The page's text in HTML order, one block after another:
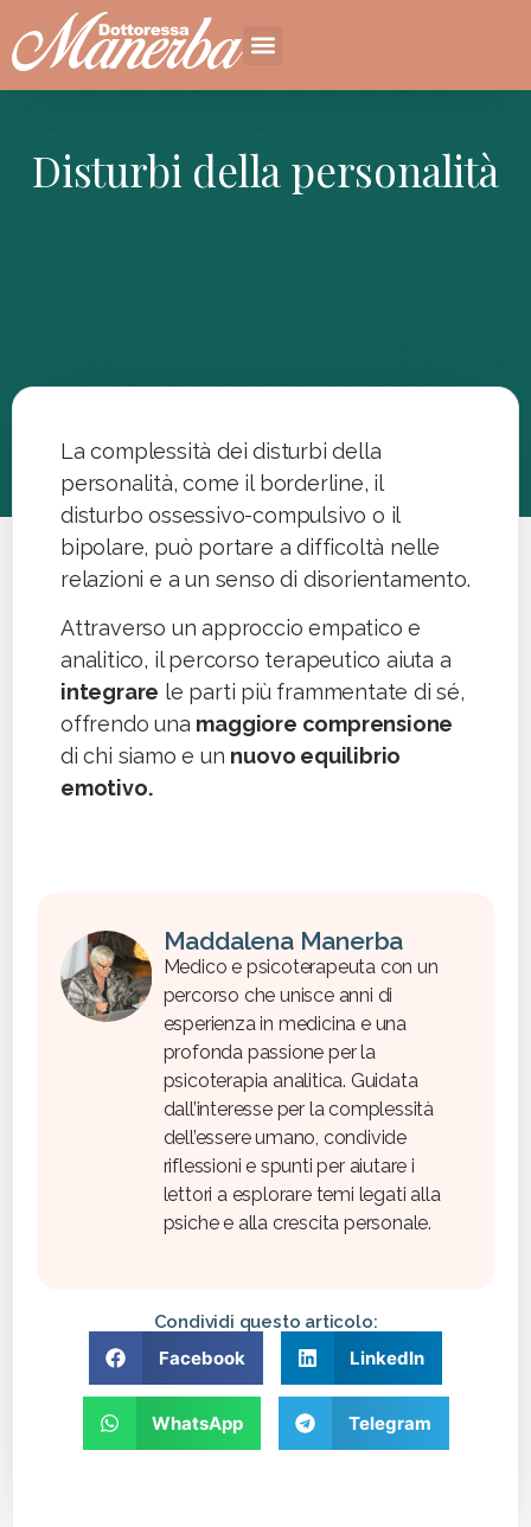
Disturbi della personalità
La complessità dei disturbi della
personalità, come il borderline, il
disturbo ossessivo-compulsivo o il
bipolare, può portare a difficoltà nelle
relazioni e a un senso di disorientamento.
Attraverso un approccio empatico e
analitico, il percorso terapeutico aiuta a
integrare le parti più frammentate di sé,
offrendo una maggiore comprensione
di chi siamo e un nuovo equilibrio
emotivo.
Maddalena Manerba
Medico e psicoterapeuta con un
percorso che unisce anni di
esperienza in medicina e una
profonda passione per la
psicoterapia analitica. Guidata
dall’interesse per la complessità
dell’essere umano, condivide
riflessioni e spunti per aiutare i
lettori a esplorare temi legati alla
psiche e alla crescita personale.
Condividi questo articolo:
Facebook LinkedIn
WhatsApp Telegram